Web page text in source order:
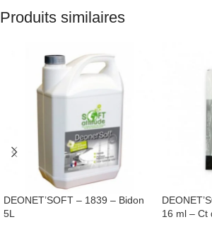
Produits similaires
DEONET’SOFT – 1839 – Bidon
5L
16 ml – Ct